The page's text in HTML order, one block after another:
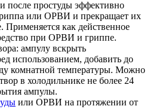
после простуды эффективно
или ОРВИ и прекращает их
Применяется как действенное
при ОРВИ и гриппе.
ампулу вскрыть
использованием, добавить до
комнатной температуры. Можно
в холодильнике не более 24
ампулы.
или ОРВИ на протяжении от